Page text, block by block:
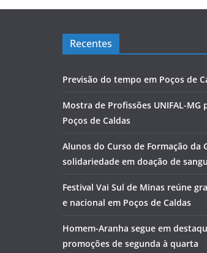
Recentes
Previsão do tempo em Poços de
Mostra de Profissões UNIFAL-
Poços de Caldas
Alunos do Curso de Formação da
solidariedade em doação de
Festival Vai Sul de Minas reúne
e nacional em Poços de Caldas
Homem-Aranha segue em
promoções de segunda à quarta